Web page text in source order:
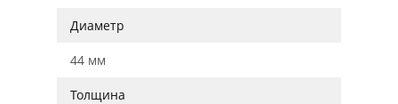
Диаметр
44 мм
Толщина